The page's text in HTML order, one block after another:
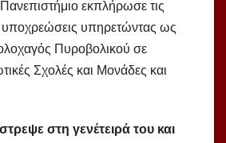
εκπλήρωσε τις
υποχρεώσεις υπηρετώντας ως
Πυρο­βο­λι­κού σε
Σχολές και Μονάδες και
στη γενέτειρά του και